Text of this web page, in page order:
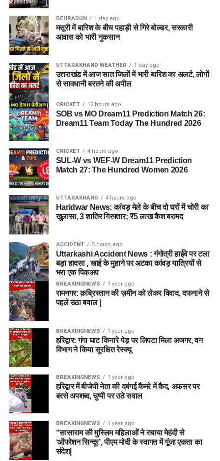
DEHRADUN 1 day ago
मसूरी में बारिश के बीच पहाड़ी से गिरे बोल्डर, सरकारी
आवास को भारी नुकसान
UTTARAKHAND WEATHER 1 day ago
उत्तराखंड में आज सात जिलों में भारी बारिश का अलर्ट, लोगों
से सावधानी बरतने की अपील
CRICKET 12 hours ago
SOB vs MO Dream11 Prediction Match 26:
Dream11 Team Today The Hundred 2026
CRICKET 4 hours ago
SUL-W vs WEF-W Dream11 Prediction
Match 27: The Hundred Women 2026
UTTARAKHAND 4 hours ago
Haridwar News: कांवड़ मेले के बीच दो घरों में चोरी का
खुलासा, 3 शातिर गिरफ्तार; ₹5 लाख कैश बरामद
ACCIDENT 5 hours ago
Uttarkashi Accident News : गंगोत्री हाईवे पर टला
बड़ा हादसा , खाई के मुहाने पर अटका कांवड़ यात्रियों से
भरा एक पिकअप
BREAKINGNEWS 1 year ago
रामनगर: क़ब्रिस्तान की ज़मीन को लेकर विवाद, दफनाने से
पहले उठा बवाल |
BREAKINGNEWS 1 year ago
हरिद्वार: गंगा घाट किनारे पेड़ पर लिपटा मिला अजगर, वन
विभाग ने किया सुरक्षित रेस्क्यू
BREAKINGNEWS 1 year ago
हरिद्वार में बीजेपी नेता की दबंगई कैमरे में कैद, अफसर पर
बरसे अपशब्द, चुप्पी पर उठे सवाल
BREAKINGNEWS 1 year ago
“सासाराम की मुस्लिम महिलाओं ने रचाया मेहंदी से
‘ऑपरेशन सिन्दूर’, पीएम मोदी के स्वागत में गूंजा एकता का
संदेश|